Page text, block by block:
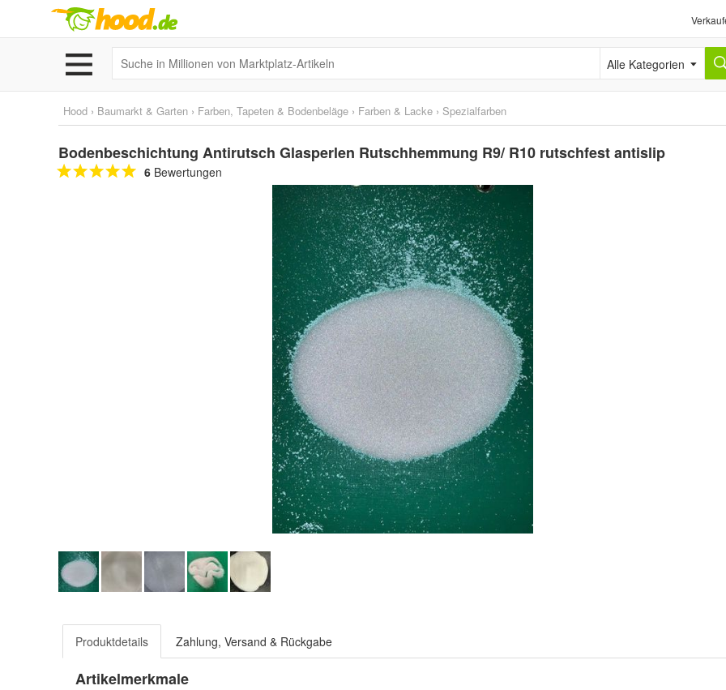
Alle Kategorien
Hood › Baumarkt & Garten › Farben, Tapeten & Bodenbeläge › Farben & Lacke › Spezialfarben
Bodenbeschichtung Antirutsch Glasperlen Rutschhemmung R9/ R10 rutschfest antislip
6 Bewertungen
Produktdetails Zahlung, Versand & Rückgabe
Artikelmerkmale